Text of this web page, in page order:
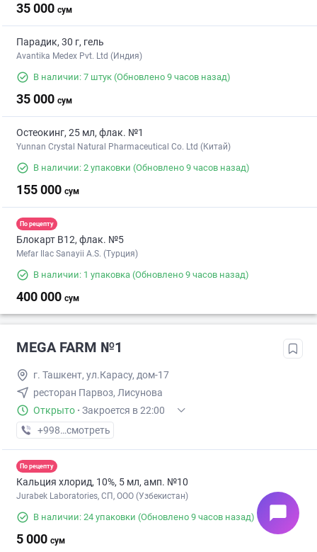
35 000 сум
Парадик, 30 г, гель
Avantika Medex Pvt. Ltd (Индия)
В наличии: 7 штук (Обновлено 9 часов назад)
35 000 сум
Остеокинг, 25 мл, флак. №1
Yunnan Crystal Natural Pharmaceutical Co. Ltd (Китай)
В наличии: 2 упаковки (Обновлено 9 часов назад)
155 000 сум
По рецепту
Блокарт B12, флак. №5
Mefar Ilac Sanayii A.S. (Турция)
В наличии: 1 упаковка (Обновлено 9 часов назад)
400 000 сум
MEGA FARM №1
г. Ташкент, ул.Карасу, дом-17
ресторан Парвоз, Лисунова
Открыто · Закроется в 22:00
+998 (71) XXX-XX-XX
смотреть
По рецепту
Кальция хлорид, 10%, 5 мл, амп. №10
Jurabek Laboratories, СП, ООО (Узбекистан)
В наличии: 24 упаковки (Обновлено 9 часов назад)
5 000 сум
chat_bubble